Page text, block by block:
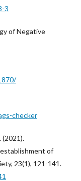
3
of Negative
checker
(2021).
of
23(1), 121-141.